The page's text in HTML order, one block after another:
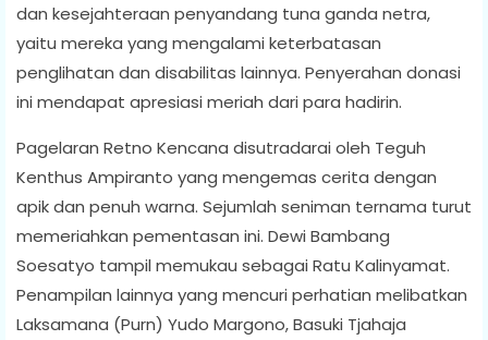
dan kesejahteraan penyandang tuna ganda netra,
yaitu mereka yang mengalami keterbatasan
penglihatan dan disabilitas lainnya. Penyerahan donasi
ini mendapat apresiasi meriah dari para hadirin.
Pagelaran Retno Kencana disutradarai oleh Teguh
Kenthus Ampiranto yang mengemas cerita dengan
apik dan penuh warna. Sejumlah seniman ternama turut
memeriahkan pementasan ini. Dewi Bambang
Soesatyo tampil memukau sebagai Ratu Kalinyamat.
Penampilan lainnya yang mencuri perhatian melibatkan
Laksamana (Purn) Yudo Margono, Basuki Tjahaja